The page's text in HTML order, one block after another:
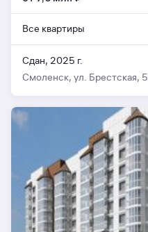
Все квартиры
Сдан, 2025 г.
Смоленск, ул. Брестская,